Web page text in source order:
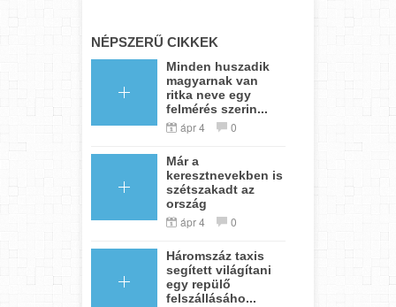
NÉPSZERŰ CIKKEK
Minden huszadik
magyarnak van
ritka neve egy
felmérés szerin...
ápr 4 0
Már a
keresztnevekben is
szétszakadt az
ország
ápr 4 0
Háromszáz taxis
segített világítani
egy repülő
felszállásáho...